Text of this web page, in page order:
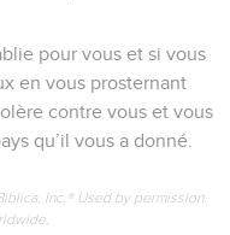
pour vous et si vous
en vous prosternant
contre vous et vous
qu’il vous a donné.
Inc.® Used by permission.